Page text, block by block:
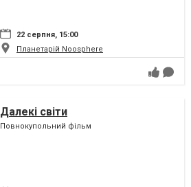
22 серпня, 15:00
Планетарій Noosphere
Далекі світи
Повнокупольний фільм